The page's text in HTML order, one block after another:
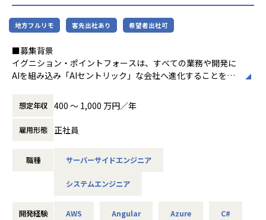
地方フルリモ 客先出社あり 希望者出社可
■募集背景
イグニション・ポイントフォースは、すべての業務や開発に
AIを組み込み「AIセントリック」な会社へ進化することを目
革を、戦略策定から実装まで一気通貫で推進しています。
この度、西日本エリアのクライアントへの価値提供を強化す
るため、関西拠点（大阪）の立ち上げを担う中核メンバーと
して、シニアシステムエンジニアを募集します。
多様な業界・プロジェクトで最先端技術や大規模開発を経験
弊社が創発する新規事業の製品開発および、グループが受託
想定年収 400 〜 1,000 万円／年
雇用形態 正社員
職種 サーバーサイドエンジニア
システムエンジニア
開発経験 AWS Angular Azure C#